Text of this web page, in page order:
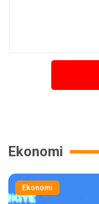
Ekonomi
Ekonomi